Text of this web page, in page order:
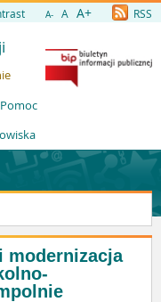
A- A A+ RSS
Pomoc
modernizacja